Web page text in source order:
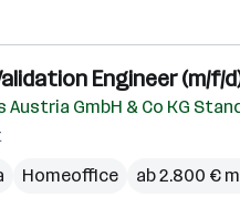
Engineer (m/f/
Austria GmbH & Co KG
Homeoffice ab 2.800 €